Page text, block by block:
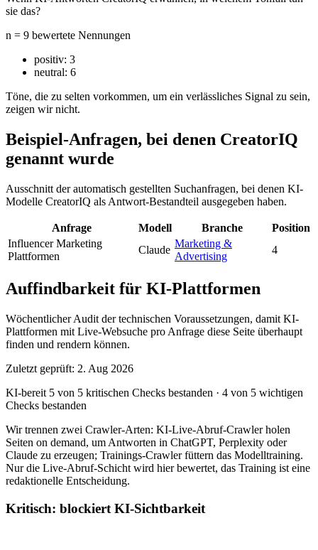
sie das?
n = 9 bewertete Nennungen
positiv: 3
neutral: 6
Töne, die zu selten vorkommen, um ein verlässliches Signal zu sein,
zeigen wir nicht.
Beispiel-Anfragen, bei denen CreatorIQ
genannt wurde
Ausschnitt der automatisch gestellten Suchanfragen, bei denen KI-
Modelle CreatorIQ als Antwort-Bestandteil ausgegeben haben.
Anfrage Modell Branche
Position
Influencer Marketing
Plattformen
Claude
Marketing &
Advertising
4
Auffindbarkeit für KI-Plattformen
Wöchentlicher Audit der technischen Voraussetzungen, damit KI-
Plattformen mit Live-Websuche pro Anfrage diese Seite überhaupt
finden und rendern können.
Zuletzt geprüft: 2. Aug 2026
KI-bereit 5 von 5 kritischen Checks bestanden · 4 von 5 wichtigen
Checks bestanden
Wir trennen zwei Crawler-Arten: KI-Live-Abruf-Crawler holen
Seiten on demand, um Antworten in ChatGPT, Perplexity oder
Claude zu erzeugen; Trainings-Crawler füttern das Modelltraining.
Nur die Live-Abruf-Schicht wird hier bewertet, das Training ist eine
redaktionelle Entscheidung.
Kritisch: blockiert KI-Sichtbarkeit